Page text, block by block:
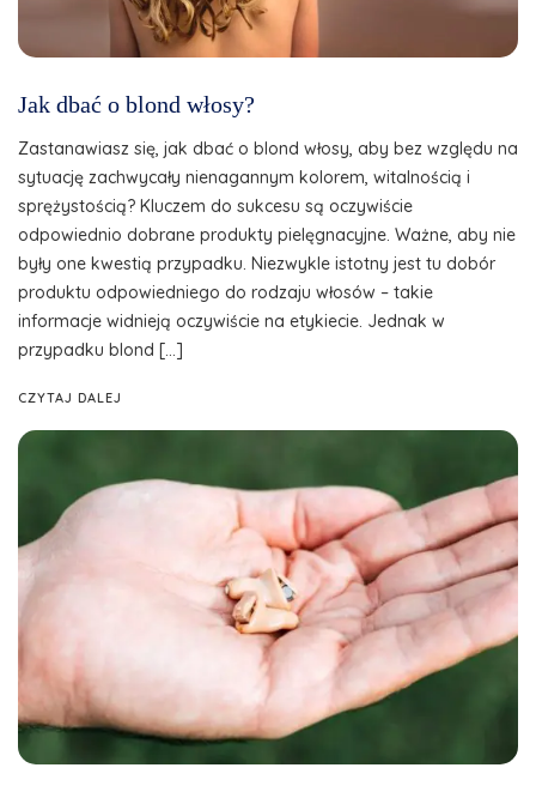
Jak dbać o blond włosy?
Zastanawiasz się, jak dbać o blond włosy, aby bez względu na
sytuację zachwycały nienagannym kolorem, witalnością i
sprężystością? Kluczem do sukcesu są oczywiście
odpowiednio dobrane produkty pielęgnacyjne. Ważne, aby nie
były one kwestią przypadku. Niezwykle istotny jest tu dobór
produktu odpowiedniego do rodzaju włosów – takie
informacje widnieją oczywiście na etykiecie. Jednak w
przypadku blond […]
CZYTAJ DALEJ